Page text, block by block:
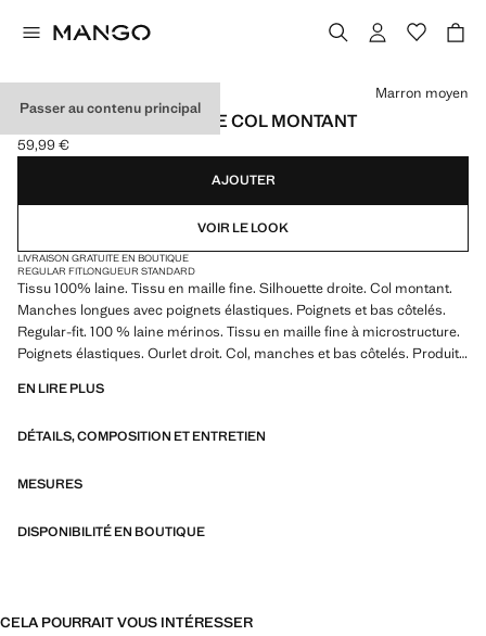
Passer au contenu principal
PULL-OVER 100 % LAINE COL MONTANT
Prix actuel [59,99 € ]
59,99 €
Choisissez une couleur
Marron moyen
AJOUTER
VOIR LE LOOK
LIVRAISON GRATUITE EN BOUTIQUE
REGULAR FITLONGUEUR STANDARD
Tissu 100% laine. Tissu en maille fine. Silhouette droite. Col montant.
Manches longues avec poignets élastiques. Poignets et bas côtelés.
Regular-fit. 100 % laine mérinos. Tissu en maille fine à microstructure.
Poignets élastiques. Ourlet droit. Col, manches et bas côtelés. Produit
EN LIRE PLUS
DÉTAILS, COMPOSITION ET ENTRETIEN
MESURES
DISPONIBILITÉ EN BOUTIQUE
CELA POURRAIT VOUS INTÉRESSER